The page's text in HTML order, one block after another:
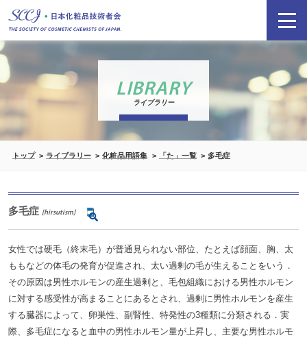
LIBRARY
ライブラリー
トップ ライブラリー 化粧品用語集 「た」一覧 多毛症
多毛症 [hirsutism]
女性では硬毛（終末毛）が普通見られない部位、たとえば顔面、胸、太
ももなどの体毛の発育が促進され、太い過剰の毛が生えることをいう．
その原因は男性ホルモンの産生過剰と、毛包組織における男性ホルモン
に対する感受性が高まることにあるとされ、過剰に男性ホルモンを産生
する臓器によって、卵巣性、副腎性、特発性の3種類に分類される．実
際、多毛症になると血中の男性ホルモン量が上昇し、主要な男性ホルモ